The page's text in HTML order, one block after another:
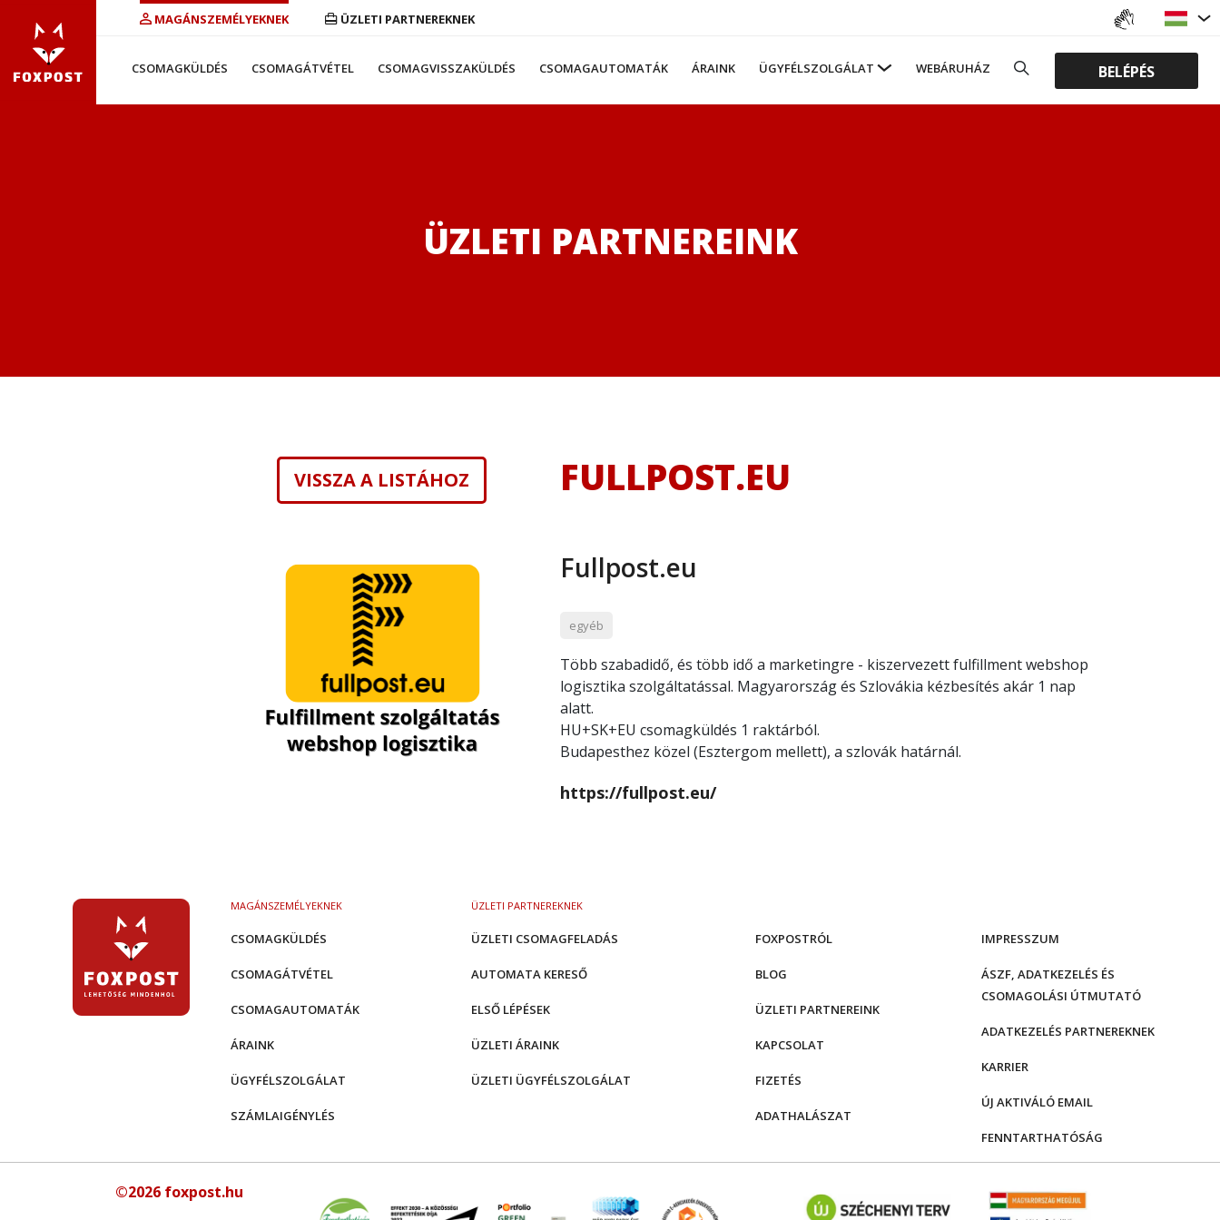
MAGÁNSZEMÉLYEKNEK ÜZLETI PARTNEREKNEK
CSOMAGKÜLDÉS CSOMAGÁTVÉTEL CSOMAGVISSZAKÜLDÉS CSOMAGAUTOMATÁK ÁRAINK ÜGYFÉLSZOLGÁLAT WEBÁRUHÁZ BELÉPÉS
ÜZLETI PARTNEREINK
VISSZA A LISTÁHOZ FULLPOST.EU
Fullpost.eu
egyéb
Több szabadidő, és több idő a marketingre - kiszervezett fulfillment webshop
logisztika szolgáltatással. Magyarország és Szlovákia kézbesítés akár 1 nap
alatt.
HU+SK+EU csomagküldés 1 raktárból.
Budapesthez közel (Esztergom mellett), a szlovák határnál.
https://fullpost.eu/
MAGÁNSZEMÉLYEKNEK
CSOMAGKÜLDÉS
CSOMAGÁTVÉTEL
CSOMAGAUTOMATÁK
ÁRAINK
ÜGYFÉLSZOLGÁLAT
SZÁMLAIGÉNYLÉS
ÜZLETI PARTNEREKNEK
ÜZLETI CSOMAGFELADÁS
AUTOMATA KERESŐ
ELSŐ LÉPÉSEK
ÜZLETI ÁRAINK
ÜZLETI ÜGYFÉLSZOLGÁLAT
FOXPOSTRÓL
BLOG
ÜZLETI PARTNEREINK
KAPCSOLAT
FIZETÉS
ADATHALÁSZAT
IMPRESSZUM
ÁSZF, ADATKEZELÉS ÉS
CSOMAGOLÁSI ÚTMUTATÓ
ADATKEZELÉS PARTNEREKNEK
KARRIER
ÚJ AKTIVÁLÓ EMAIL
FENNTARTHATÓSÁG
©2026 foxpost.hu